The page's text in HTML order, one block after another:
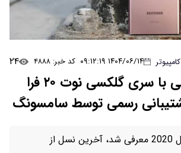
۱۴۰۴/۰۶/۱۴ ۰۹:۱۲:۱۹ کد خبر: ۴۸۸۸ ۲۴
زمان خداحافظی با سری گلکسی نوت ۲۰ فرا
رسمی توسط سامسونگ
این سری که در سال 2020 معرفی شد، آخرین نسل از